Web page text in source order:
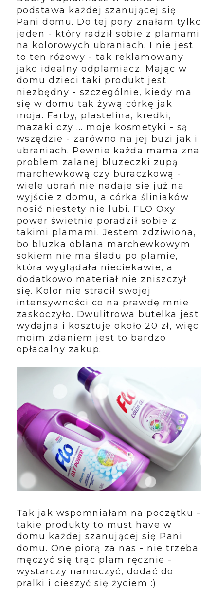
podstawa każdej szanującej się
Pani domu. Do tej pory znałam tylko
jeden - który radził sobie z plamami
na kolorowych ubraniach. I nie jest
to ten różowy - tak reklamowany
jako idealny odplamiacz. Mając w
domu dzieci taki produkt jest
niezbędny - szczególnie, kiedy ma
się w domu tak żywą córkę jak
moja. Farby, plastelina, kredki,
mazaki czy ... moje kosmetyki - są
wszędzie - zarówno na jej buzi jak i
ubraniach. Pewnie każda mama zna
problem zalanej bluzeczki zupą
marchewkową czy buraczkową -
wiele ubrań nie nadaje się już na
wyjście z domu, a córka śliniaków
nosić niestety nie lubi. FLO Oxy
power świetnie poradził sobie z
takimi plamami. Jestem zdziwiona,
bo bluzka oblana marchewkowym
sokiem nie ma śladu po plamie,
która wyglądała nieciekawie, a
dodatkowo materiał nie zniszczył
się. Kolor nie stracił swojej
intensywności co na prawdę mnie
zaskoczyło. Dwulitrowa butelka jest
wydajna i kosztuje około 20 zł, więc
moim zdaniem jest to bardzo
opłacalny zakup.
Tak jak wspomniałam na początku -
takie produkty to must have w
domu każdej szanującej się Pani
domu. One piorą za nas - nie trzeba
męczyć się trąc plam ręcznie -
wystarczy namoczyć, dodać do
pralki i cieszyć się życiem :)